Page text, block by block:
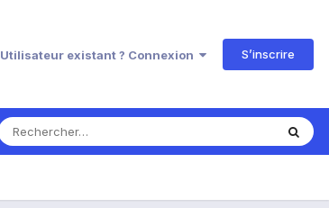
Utilisateur existant ? Connexion S’inscrire